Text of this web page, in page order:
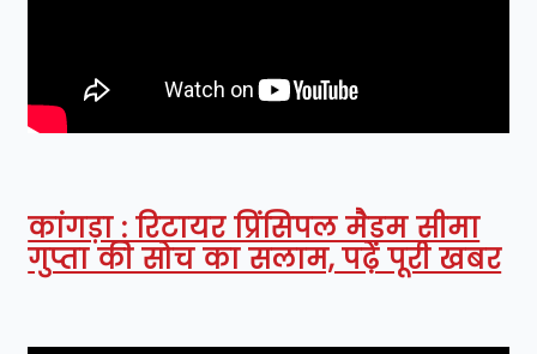
कांगड़ा : रिटायर प्रिंसिपल मैडम सीमा
गुप्ता की सोच का सलाम, पढ़ें पूरी खबर